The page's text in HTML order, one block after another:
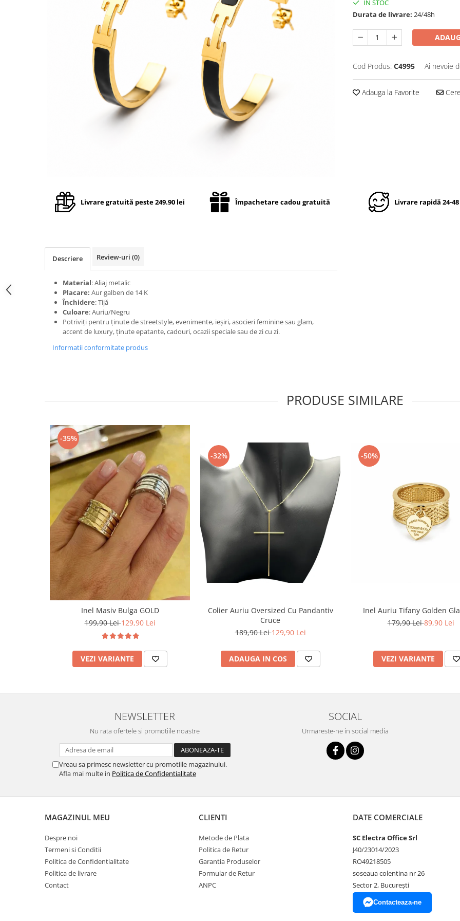
IN STOC
Durata de livrare: 24/48h
Cod Produs: C4995 Ai nevoie
Adauga la Favorite
Livrare gratuită peste 249.90 lei Împachetare cadou gratuită Livrare rapidă 24-
Descriere Review-uri (0)
Material: Aliaj metalic
Placare: Aur galben de 14 K
Închidere: Tijă
Culoare: Auriu/Negru
Potriviți pentru ținute de streetstyle, evenimente, ieșiri, asocieri feminine sau glam,
accent de luxury, ținute epatante, cadouri, ocazii speciale sau de zi cu zi.
Informatii conformitate produs
PRODUSE SIMILARE
-35%
Inel Masiv Bulga GOLD
199,90 Lei129,90 Lei
VEZI VARIANTE
-32%
Colier Auriu Oversized Cu Pandantiv
Cruce
189,90 Lei129,90 Lei
ADAUGA IN COS
-50%
Inel Auriu Tifany Golden
179,90 Lei89,90 Lei
VEZI VARIANTE
NEWSLETTER
Nu rata ofertele si promotiile noastre
Vreau sa primesc newsletter cu promotiile magazinului.
Afla mai multe in Politica de Confidentialitate
SOCIAL
Urmareste-ne in social media
MAGAZINUL MEU
Despre noi
Termeni si Conditii
Politica de Confidentialitate
Politica de livrare
Contact
CLIENTI
Metode de Plata
Politica de Retur
Garantia Produselor
Formular de Retur
ANPC
DATE COMERCIALE
SC Electra Office Srl
J40/23014/2023
RO49218505
soseaua colentina nr 26
Sector 2, București
Contacteaza-ne